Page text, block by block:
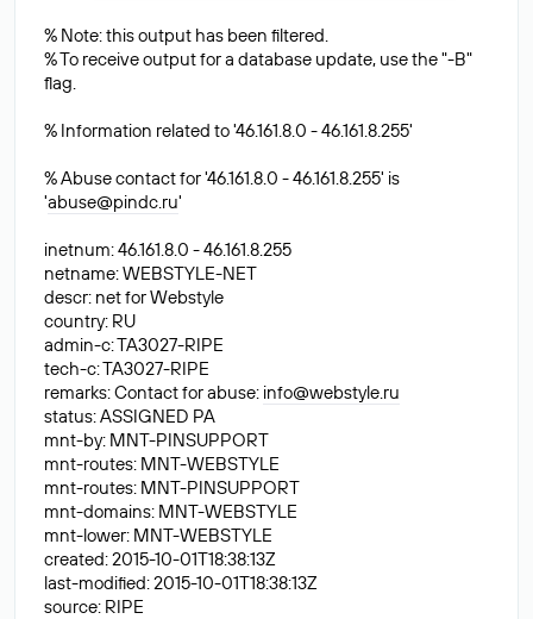
% Note: this output has been filtered.
% To receive output for a database update, use the "-B"
flag.
% Information related to '46.161.8.0 - 46.161.8.255'
% Abuse contact for '46.161.8.0 - 46.161.8.255' is
'abuse@pindc.ru'
inetnum: 46.161.8.0 - 46.161.8.255
netname: WEBSTYLE-NET
descr: net for Webstyle
country: RU
admin-c: TA3027-RIPE
tech-c: TA3027-RIPE
remarks: Contact for abuse: info@webstyle.ru
status: ASSIGNED PA
mnt-by: MNT-PINSUPPORT
mnt-routes: MNT-WEBSTYLE
mnt-routes: MNT-PINSUPPORT
mnt-domains: MNT-WEBSTYLE
mnt-lower: MNT-WEBSTYLE
created: 2015-10-01T18:38:13Z
last-modified: 2015-10-01T18:38:13Z
source: RIPE